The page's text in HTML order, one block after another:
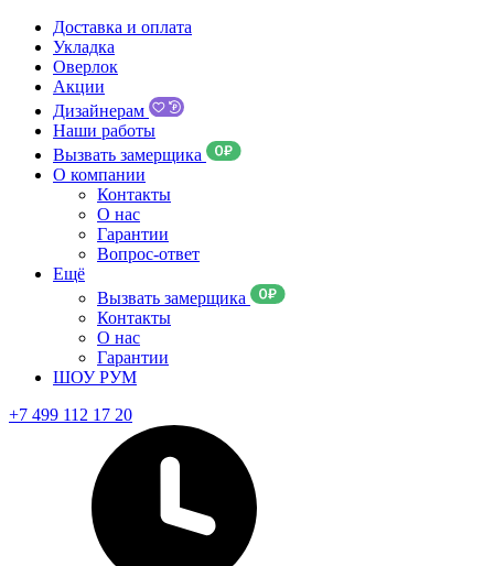
Доставка и оплата
Укладка
Оверлок
Акции
Дизайнерам
Наши работы
Вызвать замерщика
О компании
Контакты
О нас
Гарантии
Вопрос-ответ
Ещё
Вызвать замерщика
Контакты
О нас
Гарантии
ШОУ РУМ
+7 499 112 17 20